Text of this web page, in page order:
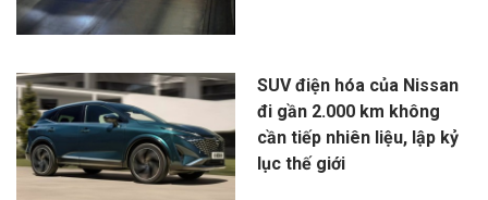
SUV điện hóa của Nissan
đi gần 2.000 km không
cần tiếp nhiên liệu, lập kỷ
lục thế giới